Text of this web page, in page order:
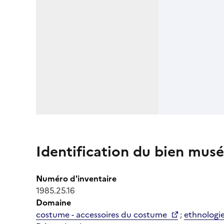
Identification du bien
Numéro d'inventaire
1985.25.16
Domaine
costume - accessoires du costume
;